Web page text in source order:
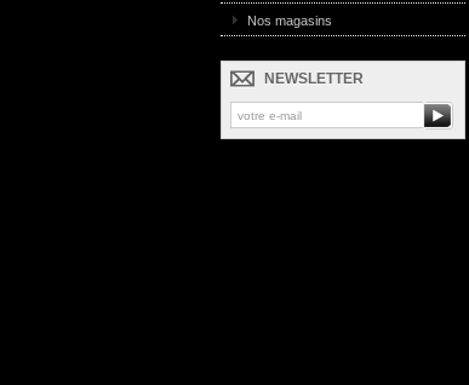
Nos magasins
NEWSLETTER